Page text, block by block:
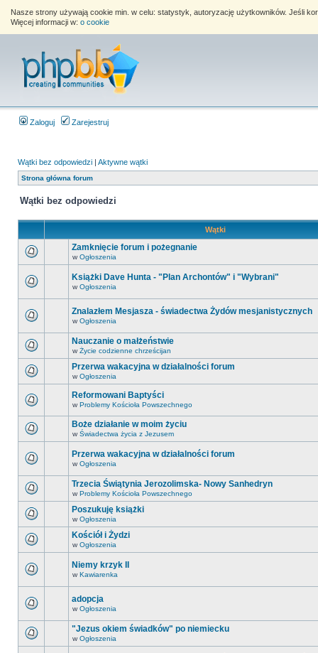
Nasze strony używają cookie min. w celu: statystyk, autoryzację użytkowników. Jeśli
Więcej informacji w: o cookie
Zaloguj Zarejestruj
Wątki bez odpowiedzi | Aktywne wątki
Strona główna forum
Wątki bez odpowiedzi
Wątki
Zamknięcie forum i pożegnanie
w Ogłoszenia
Książki Dave Hunta - "Plan Archontów" i "Wybrani"
w Ogłoszenia
Znalazłem Mesjasza - świadectwa Żydów mesjanistycznych
w Ogłoszenia
Nauczanie o małżeństwie
w Życie codzienne chrześcijan
Przerwa wakacyjna w działalności forum
w Ogłoszenia
Reformowani Baptyści
w Problemy Kościoła Powszechnego
Boże działanie w moim życiu
w Świadectwa życia z Jezusem
Przerwa wakacyjna w działalności forum
w Ogłoszenia
Trzecia Świątynia Jerozolimska- Nowy Sanhedryn
w Problemy Kościoła Powszechnego
Poszukuję książki
w Ogłoszenia
Kościół i Żydzi
w Ogłoszenia
Niemy krzyk II
w Kawiarenka
adopcja
w Ogłoszenia
"Jezus okiem świadków" po niemiecku
w Ogłoszenia